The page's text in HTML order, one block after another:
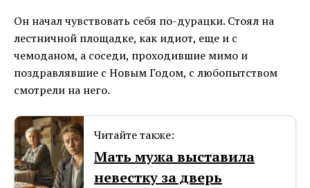
Он начал чувствовать себя по-дурацки. Стоял на
лестничной площадке, как идиот, еще и с
чемоданом, а соседи, проходившие мимо и
поздравлявшие с Новым Годом, с любопытством
смотрели на него.
Читайте также:
Мать мужа выставила
невестку за дверь